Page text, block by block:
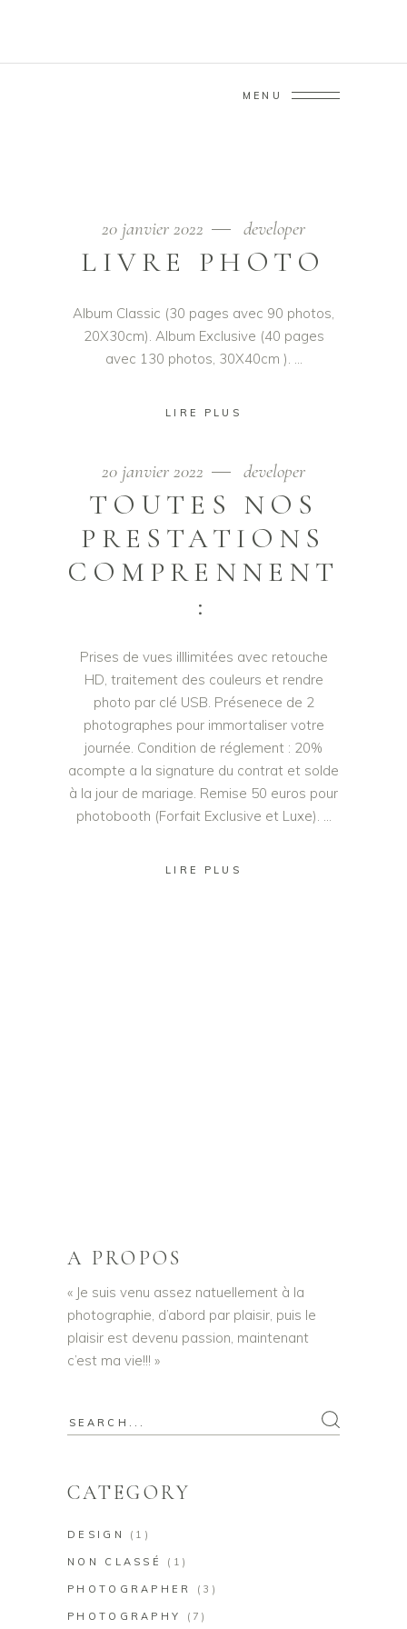
MENU
20 janvier 2022 developer
LIVRE PHOTO
Album Classic (30 pages avec 90 photos,
20X30cm). Album Exclusive (40 pages
avec 130 photos, 30X40cm ).
LIRE PLUS
20 janvier 2022 developer
TOUTES NOS
PRESTATIONS
COMPRENNENT
:​
Prises de vues illlimitées avec retouche
HD, traitement des couleurs et rendre
photo par clé USB. Présenece de 2
photographes pour immortaliser votre
journée. Condition de réglement : 20%
acompte a la signature du contrat et solde
à la jour de mariage. Remise 50 euros pour
photobooth (Forfait Exclusive et Luxe).
LIRE PLUS
A PROPOS
« Je suis venu assez natuellement à la
photographie, d’abord par plaisir, puis le
plaisir est devenu passion, maintenant
c’est ma vie!!! »
Search
CATEGORY
DESIGN (1)
NON CLASSÉ (1)
PHOTOGRAPHER (3)
PHOTOGRAPHY (7)